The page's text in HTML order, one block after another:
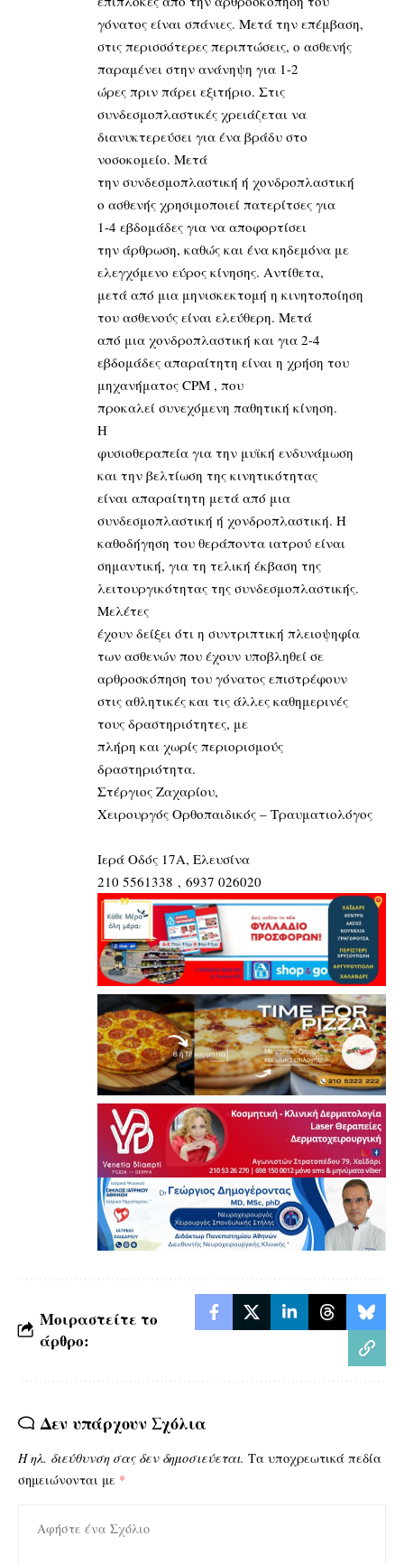
γόνατος είναι σπάνιες. Μετά την επέμβαση,
στις περισσότερες περιπτώσεις, ο ασθενής
παραμένει στην ανάνηψη για 1-2
ώρες πριν πάρει εξιτήριο. Στις
συνδεσμοπλαστικές χρειάζεται να
διανυκτερεύσει για ένα βράδυ στο
νοσοκομείο. Μετά
την συνδεσμοπλαστική ή χονδροπλαστική
ο ασθενής χρησιμοποιεί πατερίτσες για
1-4 εβδομάδες για να αποφορτίσει
την άρθρωση, καθώς και ένα κηδεμόνα με
ελεγχόμενο εύρος κίνησης. Αντίθετα,
μετά από μια μηνισκεκτομή η κινητοποίηση
του ασθενούς είναι ελεύθερη. Μετά
από μια χονδροπλαστική και για 2-4
εβδομάδες απαραίτητη είναι η χρήση του
μηχανήματος CPM , που
προκαλεί συνεχόμενη παθητική κίνηση.
Η
φυσιοθεραπεία για την μυϊκή ενδυνάμωση
και την βελτίωση της κινητικότητας
είναι απαραίτητη μετά από μια
συνδεσμοπλαστική ή χονδροπλαστική. Η
καθοδήγηση του θεράποντα ιατρού είναι
σημαντική, για τη τελική έκβαση της
λειτουργικότητας της συνδεσμοπλαστικής.
Μελέτες
έχουν δείξει ότι η συντριπτική πλειοψηφία
των ασθενών που έχουν υποβληθεί σε
αρθροσκόπηση του γόνατος επιστρέφουν
στις αθλητικές και τις άλλες καθημερινές
τους δραστηριότητες, με
πλήρη και χωρίς περιορισμούς
δραστηριότητα.
Στέργιος Ζαχαρίου,
Χειρουργός Oρθοπαιδικός – Τραυματιολόγος
Ιερά Οδός 17Α, Ελευσίνα
210 5561338 , 6937 026020
Μοιραστείτε το
άρθρο:
Δεν υπάρχουν Σχόλια
Η ηλ. διεύθυνση σας δεν δημοσιεύεται. Τα υποχρεωτικά πεδία
σημειώνονται με *